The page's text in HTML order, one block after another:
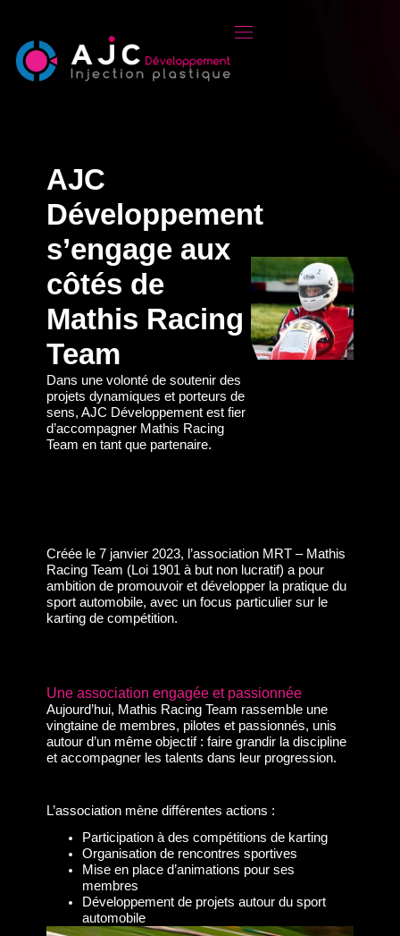
AJC
Développement
s’engage aux
côtés de
Mathis Racing
Team
Dans une volonté de soutenir des
projets dynamiques et porteurs de
sens, AJC Développement est fier
d’accompagner Mathis Racing
Team en tant que partenaire.
Créée le 7 janvier 2023, l’association MRT – Mathis
Racing Team (Loi 1901 à but non lucratif) a pour
ambition de promouvoir et développer la pratique du
sport automobile, avec un focus particulier sur le
karting de compétition.
Une association engagée et passionnée
Aujourd’hui, Mathis Racing Team rassemble une
vingtaine de membres, pilotes et passionnés, unis
autour d’un même objectif : faire grandir la discipline
et accompagner les talents dans leur progression.
L’association mène différentes actions :
Participation à des compétitions de karting
Organisation de rencontres sportives
Mise en place d’animations pour ses
membres
Développement de projets autour du sport
automobile